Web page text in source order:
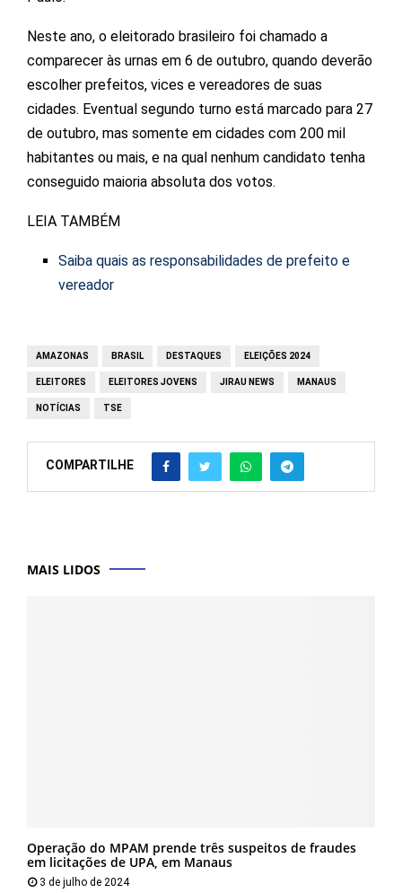
Neste ano, o eleitorado brasileiro foi chamado a
comparecer às urnas em 6 de outubro, quando deverão
escolher prefeitos, vices e vereadores de suas
cidades. Eventual segundo turno está marcado para 27
de outubro, mas somente em cidades com 200 mil
habitantes ou mais, e na qual nenhum candidato tenha
conseguido maioria absoluta dos votos.
LEIA TAMBÉM
Saiba quais as responsabilidades de prefeito e
vereador
AMAZONAS BRASIL DESTAQUES ELEIÇÕES 2024
ELEITORES ELEITORES JOVENS JIRAU NEWS MANAUS
NOTÍCIAS TSE
COMPARTILHE
MAIS LIDOS
Operação do MPAM prende três suspeitos de fraudes
em licitações de UPA, em Manaus
3 de julho de 2024